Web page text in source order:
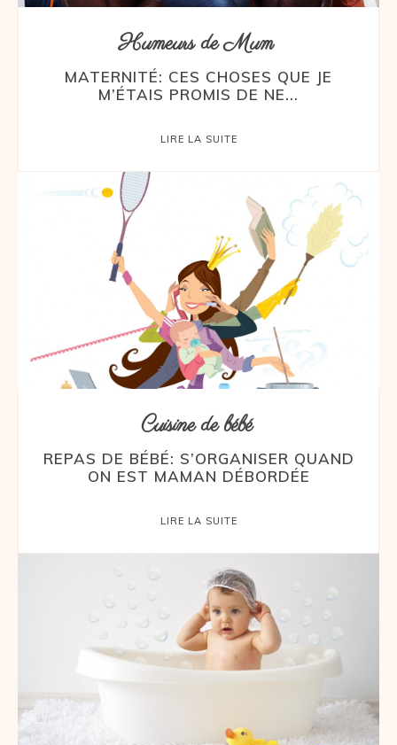
Humeurs de Mum
MATERNITÉ: CES CHOSES QUE JE
M’ÉTAIS PROMIS DE NE...
LIRE LA SUITE
Cuisine de bébé
REPAS DE BÉBÉ: S’ORGANISER QUAND
ON EST MAMAN DÉBORDÉE
LIRE LA SUITE